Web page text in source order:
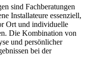
sind Fachberatungen
Installateure essenziell,
Ort und individuelle
Die Kombination von
und persönlicher
bei der